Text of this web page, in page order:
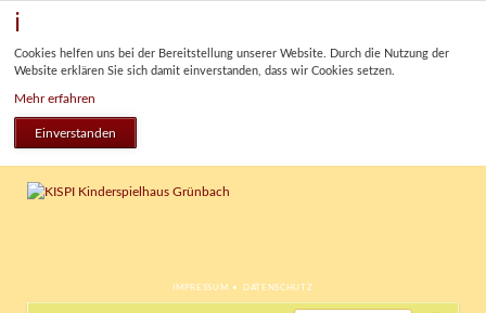
Cookies helfen uns bei der Bereitstellung unserer Website. Durch die Nutzung der
Website erklären Sie sich damit einverstanden, dass wir Cookies setzen.
Mehr erfahren
Einverstanden
NAVIGATION
IMPRESSUM DATENSCHUTZ